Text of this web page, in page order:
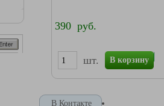
390 руб.
шт. В корзину
В Контакте